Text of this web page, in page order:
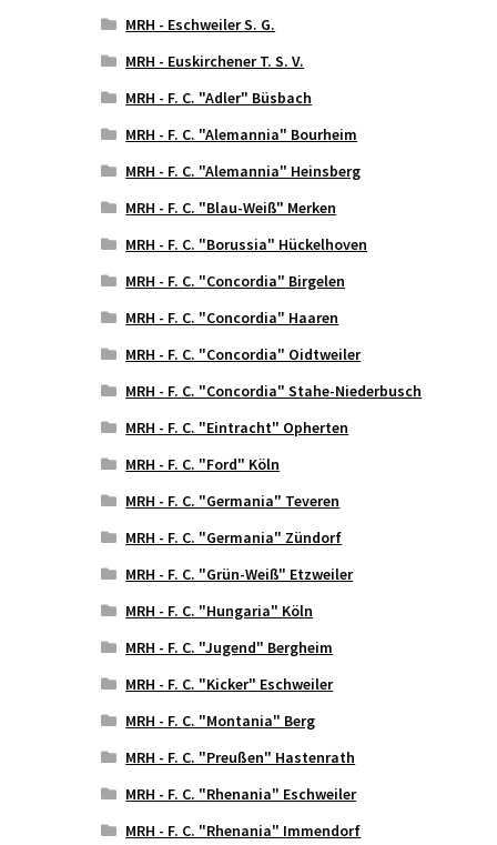
MRH - Eschweiler S. G.
MRH - Euskirchener T. S. V.
MRH - F. C. "Adler" Büsbach
MRH - F. C. "Alemannia" Bourheim
MRH - F. C. "Alemannia" Heinsberg
MRH - F. C. "Blau-Weiß" Merken
MRH - F. C. "Borussia" Hückelhoven
MRH - F. C. "Concordia" Birgelen
MRH - F. C. "Concordia" Haaren
MRH - F. C. "Concordia" Oidtweiler
MRH - F. C. "Concordia" Stahe-Niederbusch
MRH - F. C. "Eintracht" Opherten
MRH - F. C. "Ford" Köln
MRH - F. C. "Germania" Teveren
MRH - F. C. "Germania" Zündorf
MRH - F. C. "Grün-Weiß" Etzweiler
MRH - F. C. "Hungaria" Köln
MRH - F. C. "Jugend" Bergheim
MRH - F. C. "Kicker" Eschweiler
MRH - F. C. "Montania" Berg
MRH - F. C. "Preußen" Hastenrath
MRH - F. C. "Rhenania" Eschweiler
MRH - F. C. "Rhenania" Immendorf